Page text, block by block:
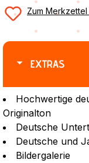
Zum
EXTRAS
Hochwertige
Originalton
Deutsche
Deutsche und
Bildergalerie